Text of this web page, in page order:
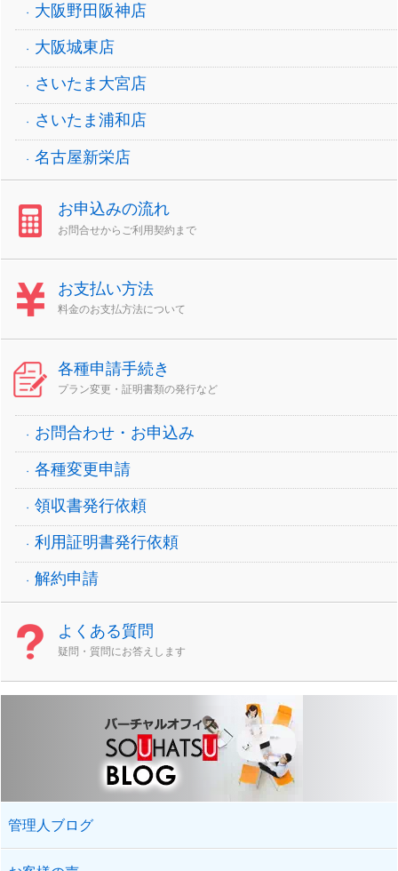
大阪野田阪神店
大阪城東店
さいたま大宮店
さいたま浦和店
名古屋新栄店
お申込みの流れ
お問合せからご利用契約まで
お支払い方法
料金のお支払方法について
各種申請手続き
プラン変更・証明書類の発行など
お問合わせ・お申込み
各種変更申請
領収書発行依頼
利用証明書発行依頼
解約申請
よくある質問
疑問・質問にお答えします
管理人ブログ